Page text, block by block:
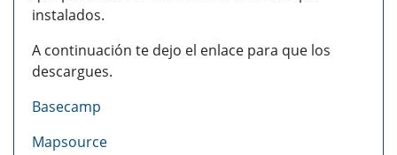
instalados.
A continuación te dejo el enlace para que los
descargues.
Basecamp
Mapsource